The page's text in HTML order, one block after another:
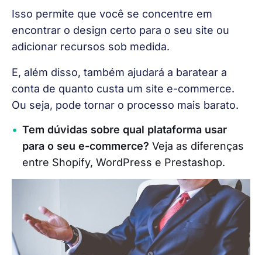
Isso permite que você se concentre em
encontrar o design certo para o seu site ou
adicionar recursos sob medida.
E, além disso, também ajudará a baratear a
conta de quanto custa um site e-commerce.
Ou seja, pode tornar o processo mais barato.
Tem dúvidas sobre qual plataforma usar
para o seu e-commerce? Veja as diferenças
entre Shopify, WordPress e Prestashop.